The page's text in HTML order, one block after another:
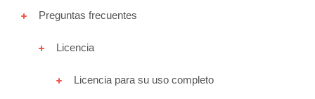
Shipping Servientrega Woocommerce
Shipping TCC Woo
Preguntas frecuentes
Licencia
Licencia para su uso completo